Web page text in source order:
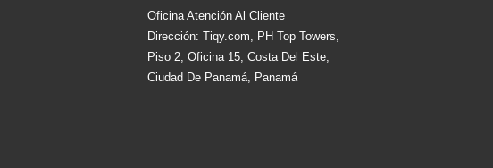
Oficina Atención Al Cliente
Dirección: Tiqy.com, PH Top Towers,
Piso 2, Oficina 15, Costa Del Este,
Ciudad De Panamá, Panamá